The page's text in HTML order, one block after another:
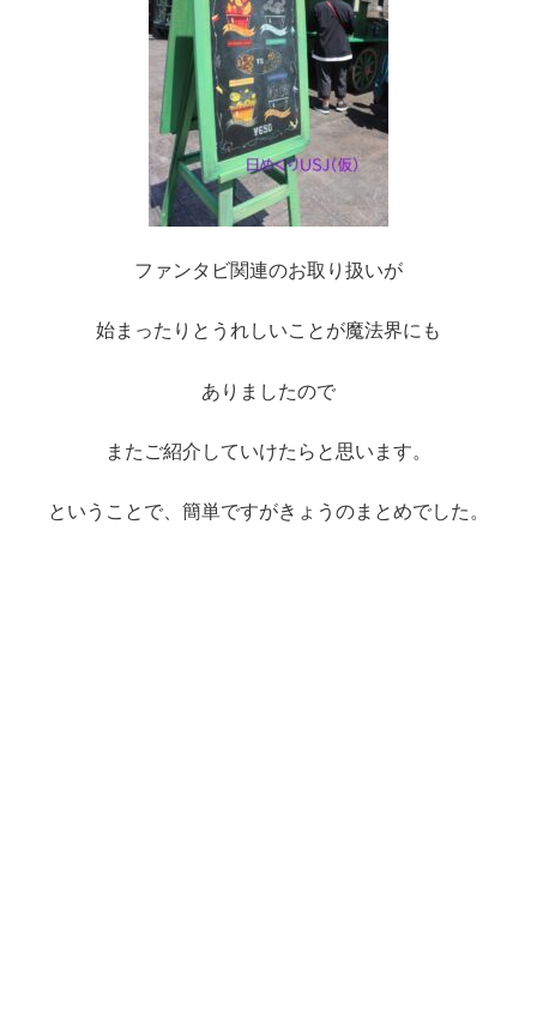
ファンタビ関連のお取り扱いが
始まったりとうれしいことが魔法界にも
ありましたので
またご紹介していけたらと思います。
ということで、簡単ですがきょうのまとめでした。